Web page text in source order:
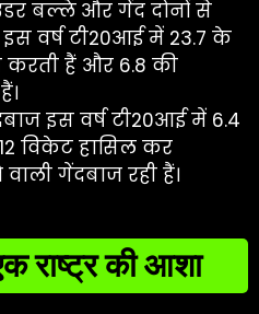
बल्ले और गेंद दोनों से
इस वर्ष टी20आई में 23.7 के
हैं और 6.8 की
इस वर्ष टी20आई में 6.4
विकेट हासिल कर
गेंदबाज रही हैं।
राष्ट्र की आशा